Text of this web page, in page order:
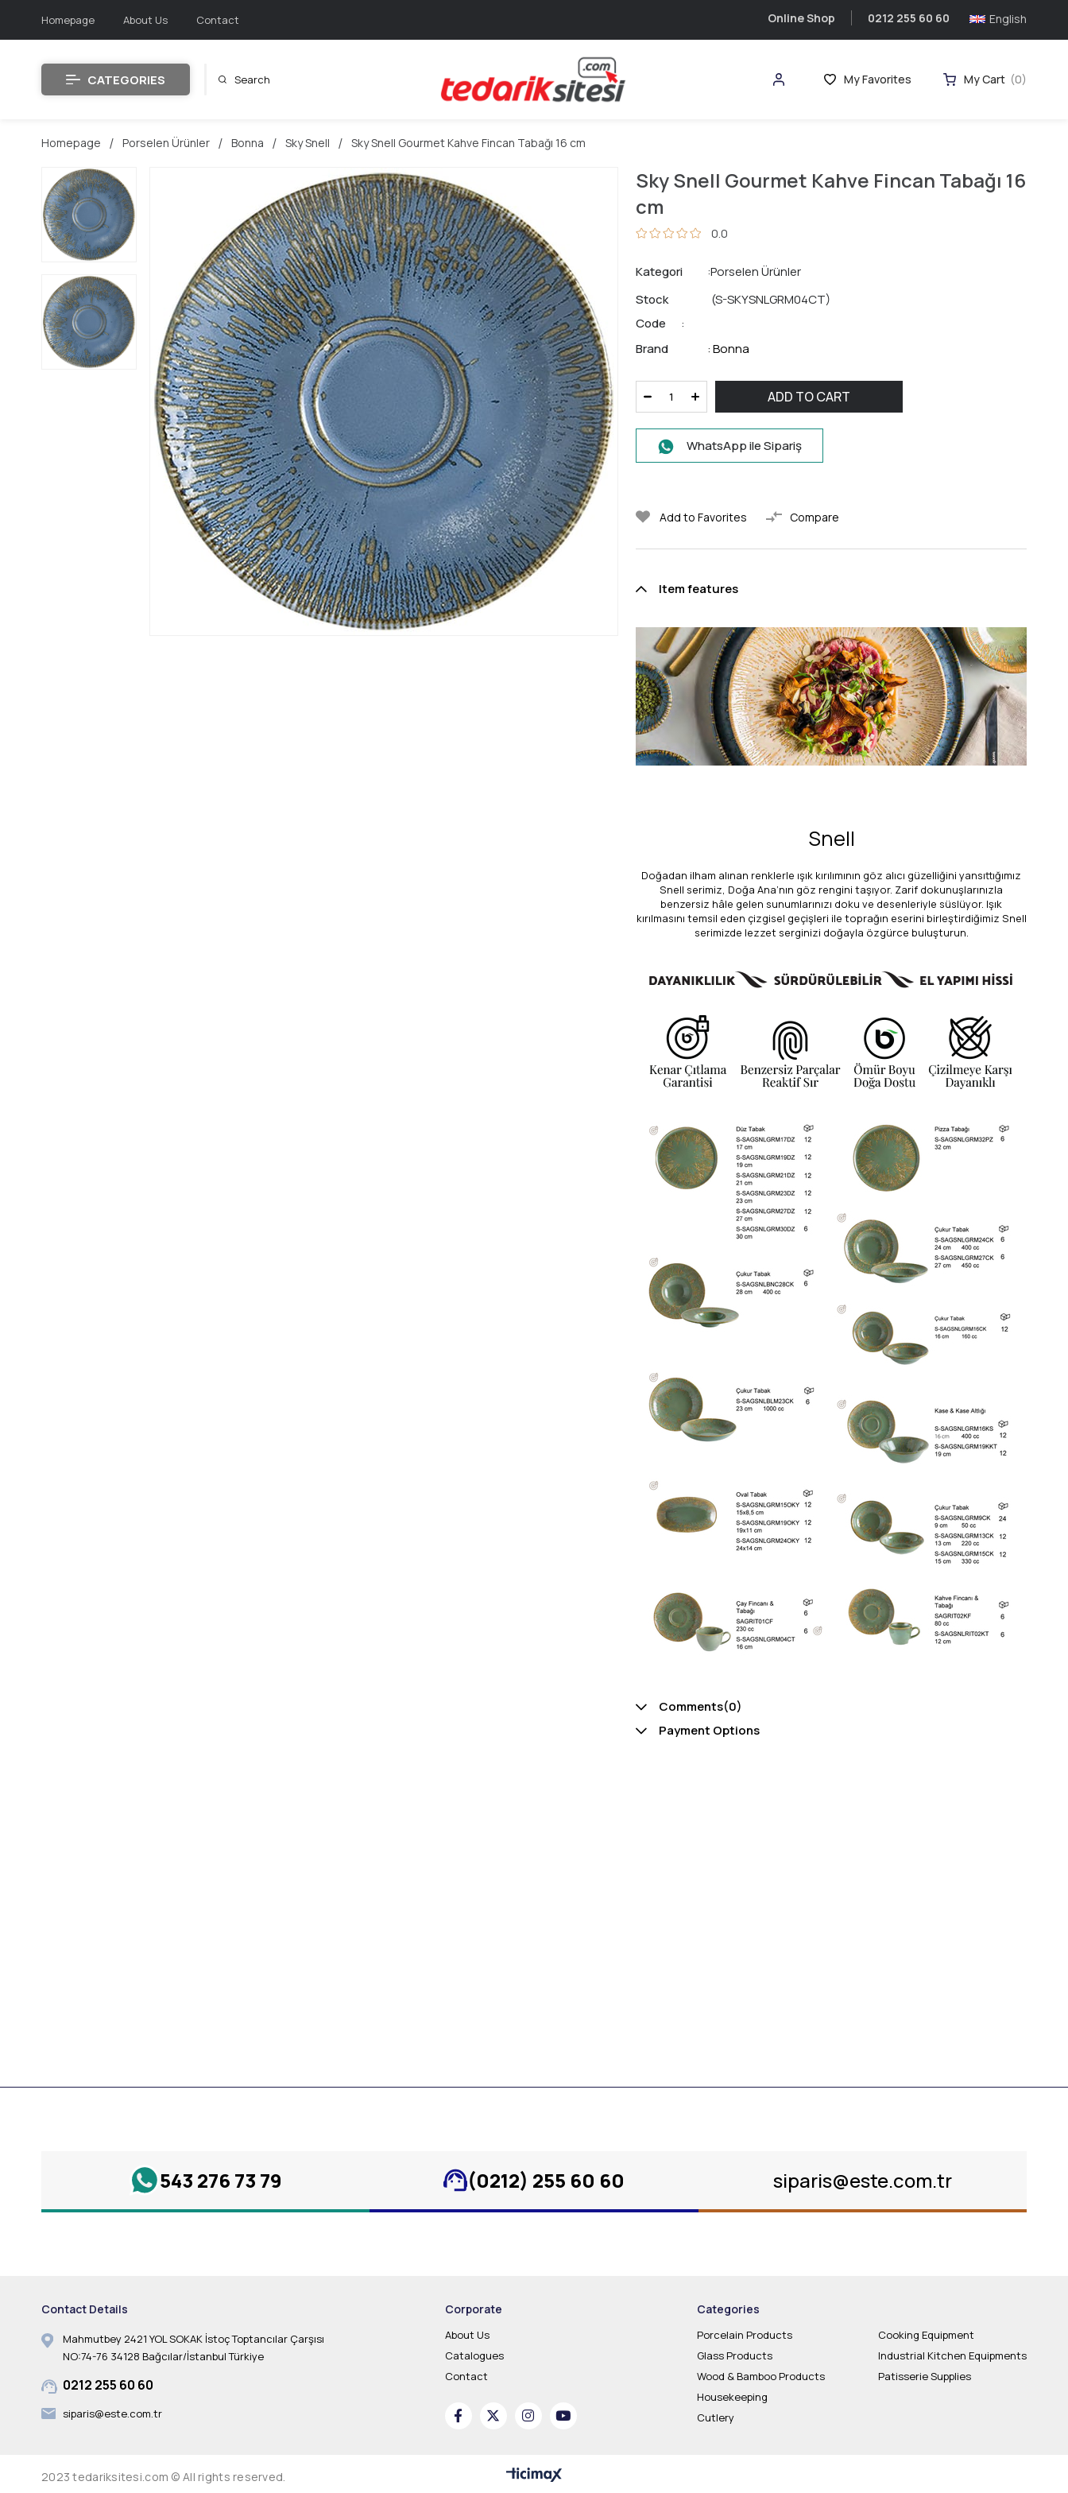
Homepage About Us Contact Online Shop 0212 255 60 60 English
CATEGORIES My Cart 0
My Favorites
Homepage Porselen Ürünler Bonna Sky Snell Sky Snell Gourmet Kahve Fincan Tabağı 16 cm
Sky Snell Gourmet Kahve Fincan Tabağı 16
cm
0.0
Kategori
Porselen Ürünler
Stock
Code
(S-SKYSNLGRM04CT)
Brand : Bonna
WhatsApp ile Sipariş
Add to Favorites Compare
Item features
Snell
Doğadan ilham alınan renklerle ışık kırılımının göz alıcı güzelliğini yansıttığımız
Snell serimiz, Doğa Ana’nın göz rengini taşıyor. Zarif dokunuşlarınızla
benzersiz hâle gelen sunumlarınızı doku ve desenleriyle süslüyor. Işık
kırılmasını temsil eden çizgisel geçişleri ile toprağın eserini birleştirdiğimiz Snell
serimizde lezzet serginizi doğayla özgürce buluşturun.
Comments(0)
Payment Options
543 276 73 79 (0212) 255 60 60 siparis@este.com.tr
Contact Details
Mahmutbey 2421 YOL SOKAK İstoç Toptancılar Çarşısı
NO:74-76 34128 Bağcılar/İstanbul Türkiye
0212 255 60 60
siparis@este.com.tr
Corporate
About Us
Catalogues
Contact
Categories
Porcelain Products
Glass Products
Wood & Bamboo Products
Housekeeping
Cutlery
Cooking Equipment
Industrial Kitchen Equipments
Patisserie Supplies
2023 tedariksitesi.com © All rights reserved.